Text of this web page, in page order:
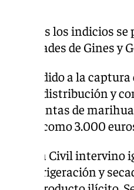
todos los indicios
localidades de Gines y
procedido a la
su distribución y
560 plantas de
así como 3.000
Guardia Civil
refrigeración y